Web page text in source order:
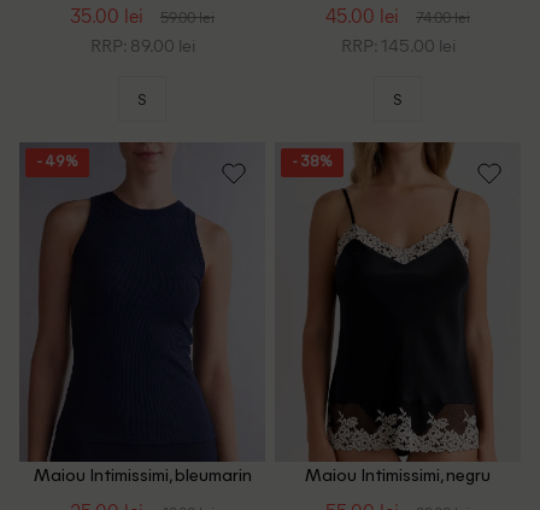
35.00 lei 59.00 lei
RRP: 89.00 lei
S
45.00 lei 74.00 lei
RRP: 145.00 lei
S
- 49%
Maiou Intimissimi, bleumarin
- 38%
Maiou Intimissimi, negru